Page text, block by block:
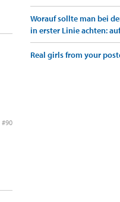
#90
Worauf sollte man bei
in erster Linie achten:
Real girls from your